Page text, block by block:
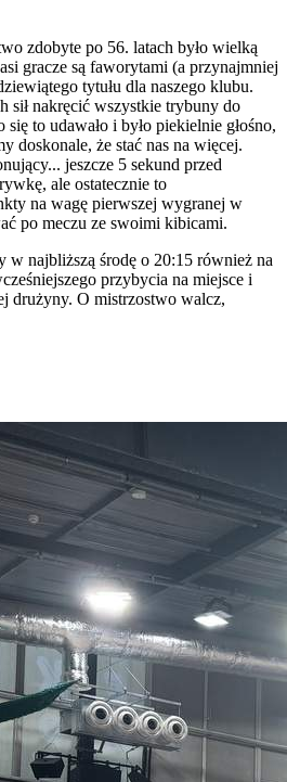
zdobyte po 56. latach było wielką
gracze są faworytami (a przynajmniej
tytułu dla naszego klubu.
sił nakręcić wszystkie trybuny do
to udawało i było piekielnie głośno,
doskonale, że stać nas na więcej.
jeszcze 5 sekund przed
ale ostatecznie to
na wagę pierwszej wygranej w
po meczu ze swoimi kibicami.
w najbliższą środę o 20:15 również na
przybycia na miejsce i
drużyny. O mistrzostwo walcz,